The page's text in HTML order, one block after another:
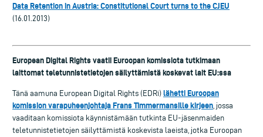
Data Retention in Austria: Constitutional Court turns to the CJEU
(16.01.2013)
European Digital Rights vaatii Euroopan komissiota tutkimaan
laittomat teletunnistetietojen säilyttämistä koskevat lait EU:ssa
Tänä aamuna European Digital Rights (EDRi) lähetti Euroopan
komission varapuheenjohtaja Frans Timmermansille kirjeen , jossa
vaaditaan komissiota käynnistämään tutkinta EU-jäsenmaiden
teletunnistetietojen säilyttämistä koskevista laeista, jotka Euroopan